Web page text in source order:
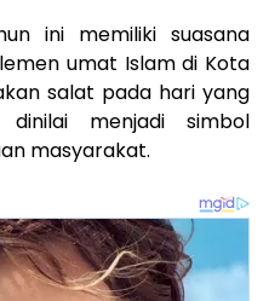
ini memiliki suasana
umat Islam di Kota
salat pada hari yang
menjadi simbol
masyarakat.